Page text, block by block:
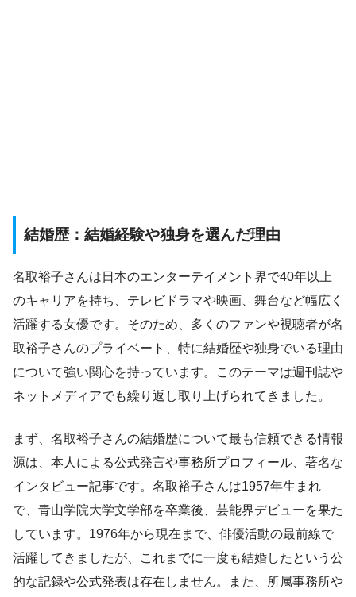
結婚歴：結婚経験や独身を選んだ理由
名取裕子さんは日本のエンターテイメント界で40年以上
のキャリアを持ち、テレビドラマや映画、舞台など幅広く
活躍する女優です。そのため、多くのファンや視聴者が名
取裕子さんのプライベート、特に結婚歴や独身でいる理由
について強い関心を持っています。このテーマは週刊誌や
ネットメディアでも繰り返し取り上げられてきました。
まず、名取裕子さんの結婚歴について最も信頼できる情報
源は、本人による公式発言や事務所プロフィール、著名な
インタビュー記事です。名取裕子さんは1957年生まれ
で、青山学院大学文学部を卒業後、芸能界デビューを果た
しています。1976年から現在まで、俳優活動の最前線で
活躍してきましたが、これまでに一度も結婚したという公
的な記録や公式発表は存在しません。また、所属事務所や